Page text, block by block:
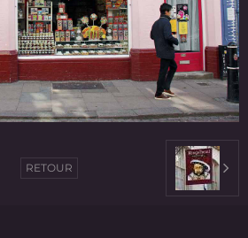
RETOUR